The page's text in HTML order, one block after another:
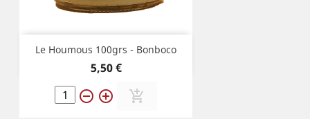
Le Houmous 100grs - Bonboco
Prix
5,50 €
remove_circle_outline add_circle_outline add_shopping_cart